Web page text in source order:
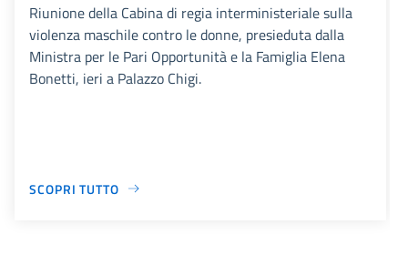
Riunione della Cabina di regia interministeriale sulla
violenza maschile contro le donne, presieduta dalla
Ministra per le Pari Opportunità e la Famiglia Elena
Bonetti, ieri a Palazzo Chigi.
SCOPRI TUTTO